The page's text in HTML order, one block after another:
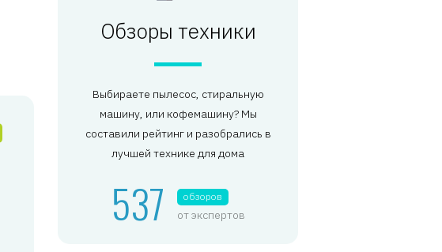
Обзоры техники
Выбираете пылесос, стиральную
машину, или кофемашину? Мы
составили рейтинг и разобрались в
лучшей технике для дома
537 обзоров
от экспертов